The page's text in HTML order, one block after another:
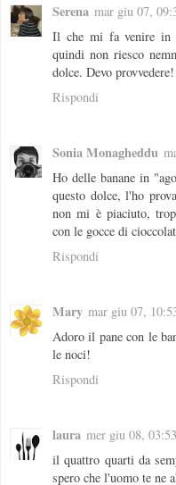
Serena mar giu 07,
Il che mi fa venire in
quindi non riesco
dolce. Devo provvedere!
Rispondi
Sonia Monagheddu
Ho delle banane in
questo dolce, l'ho
non mi è piaciuto,
con le gocce di
Rispondi
Mary mar giu 07,
Adoro il pane con le
le noci!
Rispondi
laura mer giu 08,
il quattro quarti da
spero che l'uomo te ne